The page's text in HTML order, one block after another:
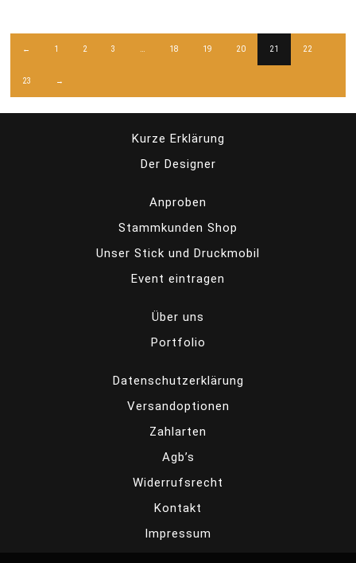
← 1 2 3 … 18 19 20 21 22
23 →
Kurze Erklärung
Der Designer
Anproben
Stammkunden Shop
Unser Stick und Druckmobil
Event eintragen
Über uns
Portfolio
Datenschutzerklärung
Versandoptionen
Zahlarten
Agb’s
Widerrufsrecht
Kontakt
Impressum